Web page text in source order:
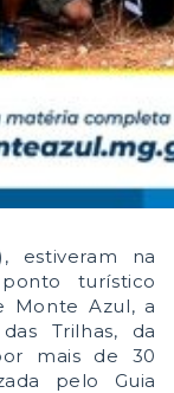
estiveram na
turístico
Monte Azul, a
Trilhas, da
mais de 30
pelo Guia